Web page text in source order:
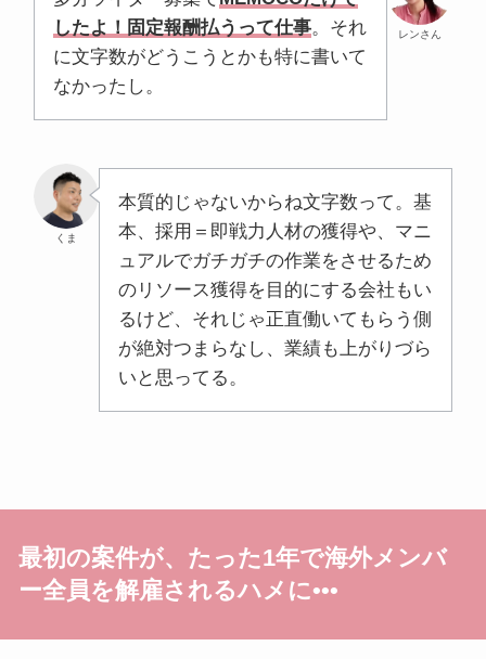
レンさん
したよ！固定報酬払うって仕事。それ
に文字数がどうこうとかも特に書いて
なかったし。
くま
本質的じゃないからね文字数って。基
本、採用＝即戦力人材の獲得や、マニ
ュアルでガチガチの作業をさせるため
のリソース獲得を目的にする会社もい
るけど、それじゃ正直働いてもらう側
が絶対つまらなし、業績も上がりづら
いと思ってる。
最初の案件が、たった1年で海外メンバ
ー全員を解雇されるハメに•••